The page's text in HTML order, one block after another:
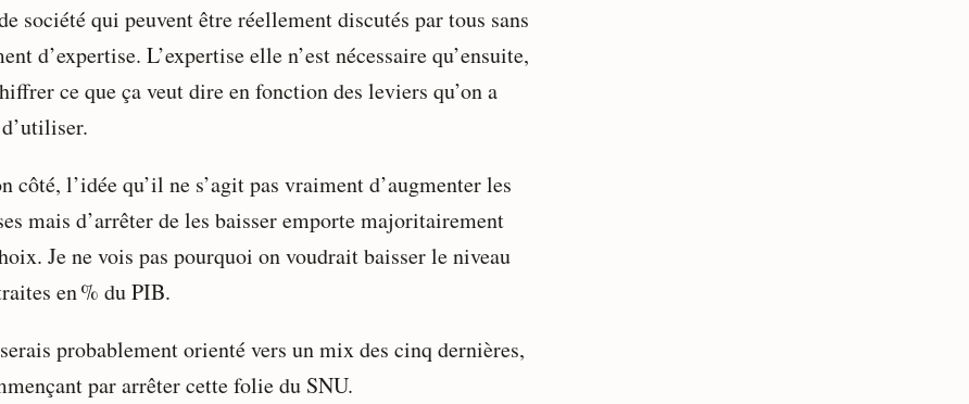
société qui peuvent être réellement discutés par tous sans
d’expertise. L’expertise elle n’est nécessaire qu’ensuite,
ce que ça veut dire en fonction des leviers qu’on a
côté, l’idée qu’il ne s’agit pas vraiment d’augmenter les
mais d’arrêter de les baisser emporte majoritairement
Je ne vois pas pourquoi on voudrait baisser le niveau
en % du PIB.
probablement orienté vers un mix des cinq dernières,
par arrêter cette folie du SNU.